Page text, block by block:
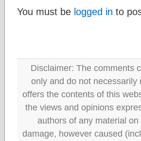
You must be logged in to
Disclaimer: The comments
only and do not
offers the contents of this
the views and opinions
authors of any material
damage, however caused